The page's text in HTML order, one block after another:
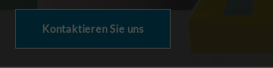
Kontaktieren Sie uns